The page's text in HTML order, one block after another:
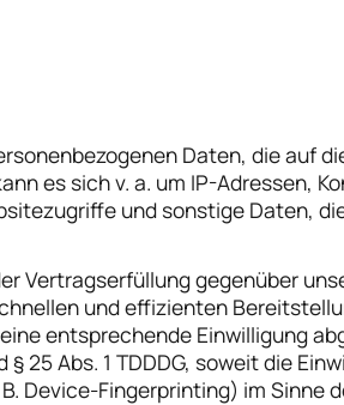
Daten, die auf
es sich v. a. um IP-Adressen,
und sonstige Daten,
Vertragserfüllung gegenüber
und effizienten
entsprechende Einwilligung
§ 25 Abs. 1 TDDDG, soweit die
Device-Fingerprinting) im Sinne